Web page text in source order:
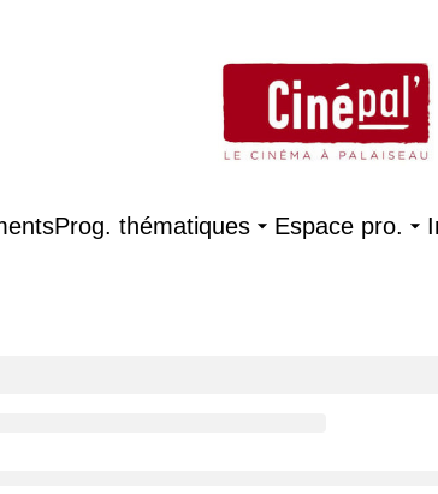
Prog. thématiques Espace pro.